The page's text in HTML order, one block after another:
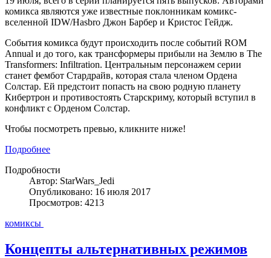
комикса являются уже известные поклонникам комикс-
вселеннoй IDW/Hasbro Джон Барбер и Кристос Гейдж.
События комикса будут происходить после событий ROM
Annual и до того, как трансформеры прибыли на Землю в The
Transformers: Infiltration. Центральным персонажем серии
станет фембот Стардрайв, которая стала членом Ордена
Солстар. Ей предстоит попасть на свою родную планету
Кибертрон и противостоять Старскриму, который вступил в
конфликт с Орденом Солстар.
Чтобы посмотреть превью, кликните ниже!
Подробнее
Подробности
Автор: StarWars_Jedi
Опубликовано: 16 июля 2017
Просмотров: 4213
комиксы
Концепты альтернативных режимов